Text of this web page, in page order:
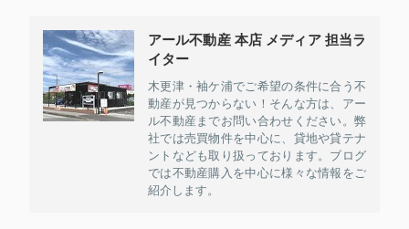
アール不動産 本店 メディア 担当ラ
イター
木更津・袖ケ浦でご希望の条件に合う不
動産が見つからない！そんな方は、アー
ル不動産までお問い合わせください。弊
社では売買物件を中心に、貸地や貸テナ
ントなども取り扱っております。ブログ
では不動産購入を中心に様々な情報をご
紹介します。